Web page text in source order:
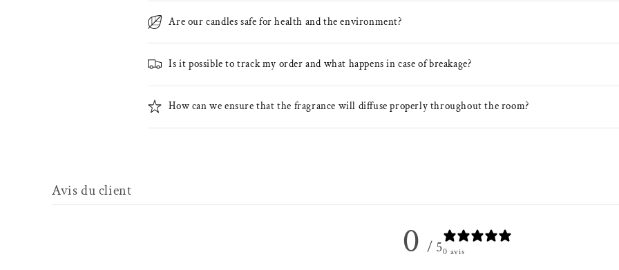
Are our candles safe for health and the environment?
Is it possible to track my order and what happens in case of breakage?
How can we ensure that the fragrance will diffuse properly throughout the room?
Avis du client
0 / 50 avis